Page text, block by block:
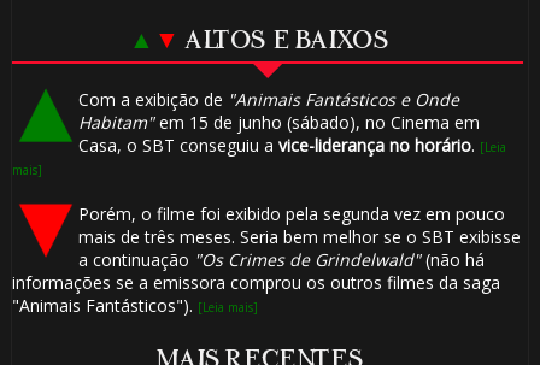
▲ ▼ ALTOS E BAIXOS
Com a exibição de "Animais Fantásticos e Onde
Habitam"em 15 de junho (sábado), no Cinema em
Casa, o SBT conseguiu a vice-liderança no horário. [Leia
mais]
Porém, o filme foi exibido pela segunda vez em pouco
mais de três meses. Seria bem melhor se o SBT exibisse
a continuação "Os Crimes de Grindelwald"(não há
informações se a emissora comprou os outros filmes da saga
"Animais Fantásticos"). [Leia mais]
⚡